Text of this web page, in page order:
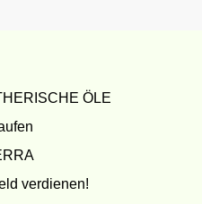
ÖLE
verdienen!